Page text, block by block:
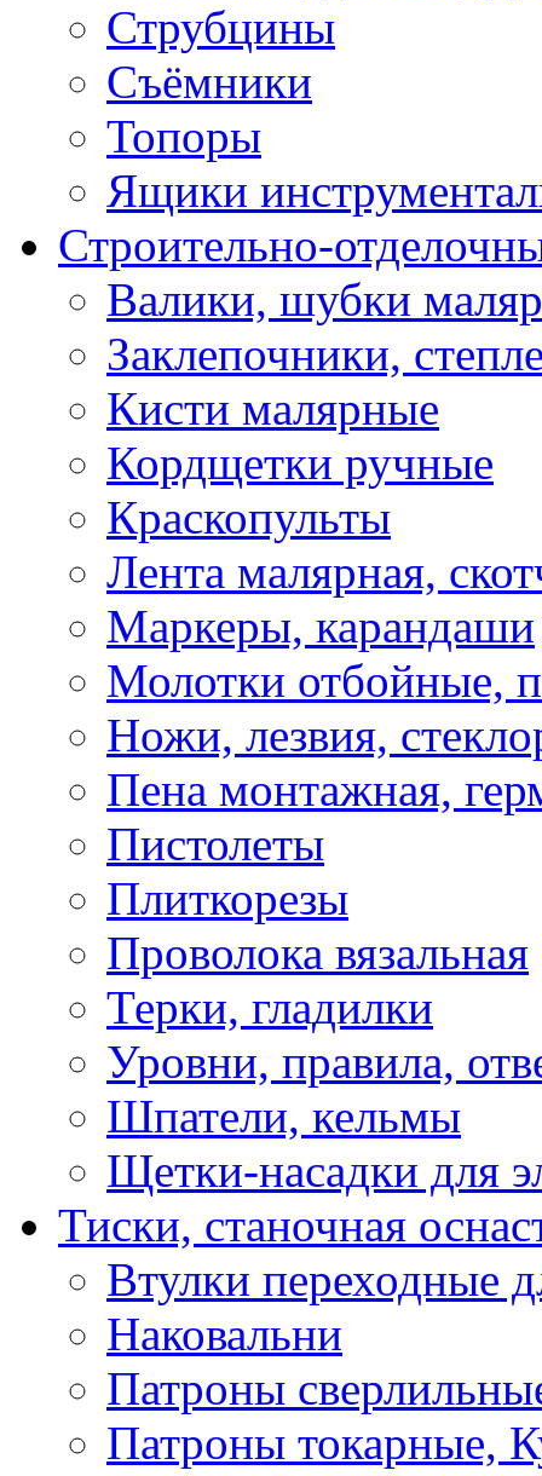
Струбцины
Съёмники
Топоры
Ящики
Строительно-
Валики, шубки
Заклепочники,
Кисти малярные
Кордщетки ручные
Краскопульты
Лента малярная,
Маркеры, карандаши
Молотки отбойные,
Ножи, лезвия,
Пена монтажная,
Пистолеты
Плиткорезы
Проволока вязальная
Терки, гладилки
Уровни, правила,
Шпатели, кельмы
Щетки-насадки для
Тиски, станочная
Втулки переходные
Наковальни
Патроны
Патроны токарные,